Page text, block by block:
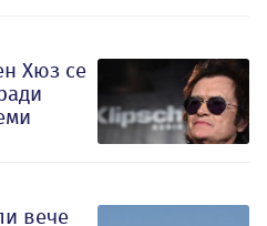
Хюз се
вече